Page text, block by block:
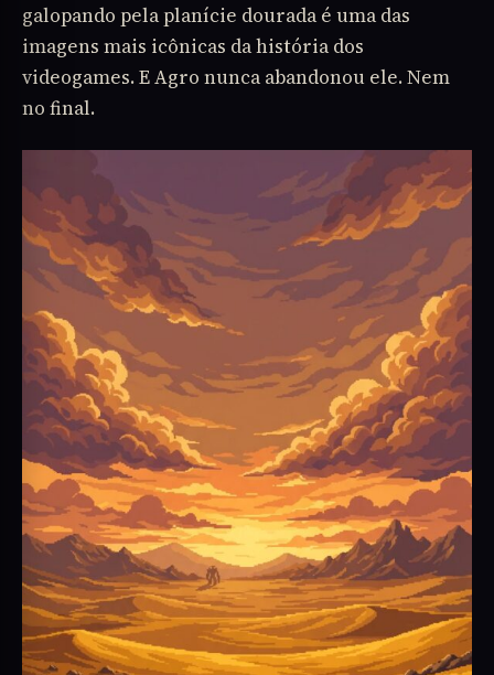
galopando pela planície dourada é uma das
imagens mais icônicas da história dos
videogames. E Agro nunca abandonou ele. Nem
no final.